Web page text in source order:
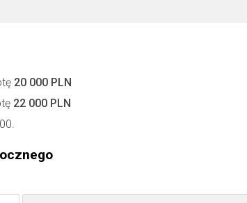
20 000 PLN
22 000 PLN